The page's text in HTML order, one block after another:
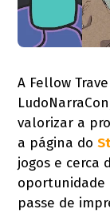
A Fellow
valorizar a
a página do
jogos e cerca
oportunidade
passe de